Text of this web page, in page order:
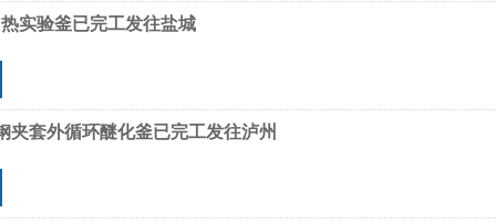
实验釜已完工发往盐城
夹套外循环醚化釜已完工发往泸州